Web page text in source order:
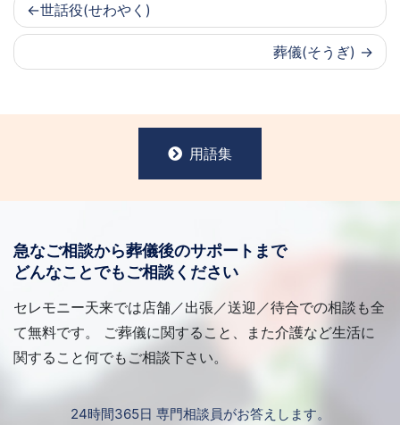
世話役(せわやく)
葬儀(そうぎ)
用語集
急なご相談から葬儀後のサポートまで
どんなことでもご相談ください
セレモニー天来では店舗／出張／送迎／待合での相談も全
て無料です。 ご葬儀に関すること、また介護など生活に
関すること何でもご相談下さい。
24時間365日 専門相談員がお答えします。